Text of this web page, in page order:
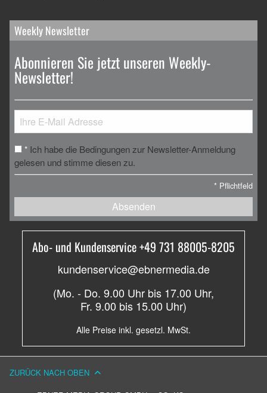
Weekly Newsletter
Abonnieren Sie jetzt unseren Weekly-
Newsletter!
* Ich habe die Bedingungen zur Newsletter-Anmeldung
gelesen und stimme diesen zu.
* Pflichtfeld
Absenden
Abo- und Kundenservice +49 731 88005-8205
kundenservice@ebnermedia.de
(Mo. - Do. 9.00 Uhr bis 17.00 Uhr,
Fr. 9.00 bis 15.00 Uhr)
Alle Preise inkl. gesetzl. MwSt.
ZURÜCK NACH OBEN